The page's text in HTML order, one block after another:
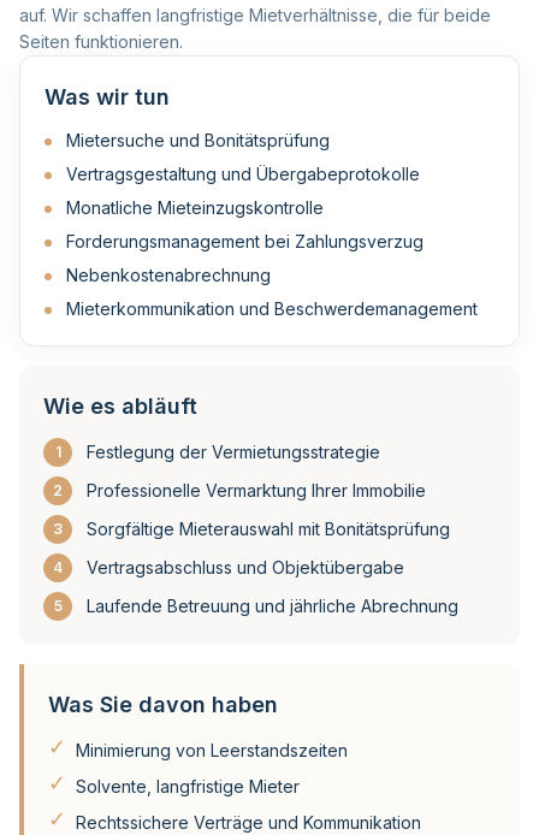
auf. Wir schaffen langfristige Mietverhältnisse, die für beide
Seiten funktionieren.
Was wir tun
Mietersuche und Bonitätsprüfung
Vertragsgestaltung und Übergabeprotokolle
Monatliche Mieteinzugskontrolle
Forderungsmanagement bei Zahlungsverzug
Nebenkostenabrechnung
Mieterkommunikation und Beschwerdemanagement
Wie es abläuft
1 Festlegung der Vermietungsstrategie
2 Professionelle Vermarktung Ihrer Immobilie
3 Sorgfältige Mieterauswahl mit Bonitätsprüfung
4 Vertragsabschluss und Objektübergabe
5 Laufende Betreuung und jährliche Abrechnung
Was Sie davon haben
✓
Minimierung von Leerstandszeiten
✓ Solvente, langfristige Mieter
✓ Rechtssichere Verträge und Kommunikation